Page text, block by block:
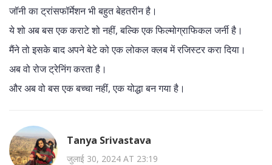
जॉनी का ट्रांसफॉर्मेशन भी बहुत बेहतरीन है।
ये शो अब बस एक कराटे शो नहीं, बल्कि एक फिल्मोग्राफिकल जर्नी है।
मैंने तो इसके बाद अपने बेटे को एक लोकल क्लब में रजिस्टर करा दिया।
अब वो रोज ट्रेनिंग करता है।
और अब वो बस एक बच्चा नहीं, एक योद्धा बन गया है।
Tanya Srivastava
जुलाई 30, 2024 AT 23:19